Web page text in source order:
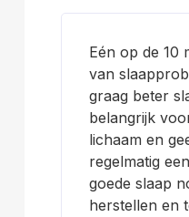
Eén op de 10
van
graag beter
belangrijk
lichaam en
regelmatig
goede slaap
herstellen en